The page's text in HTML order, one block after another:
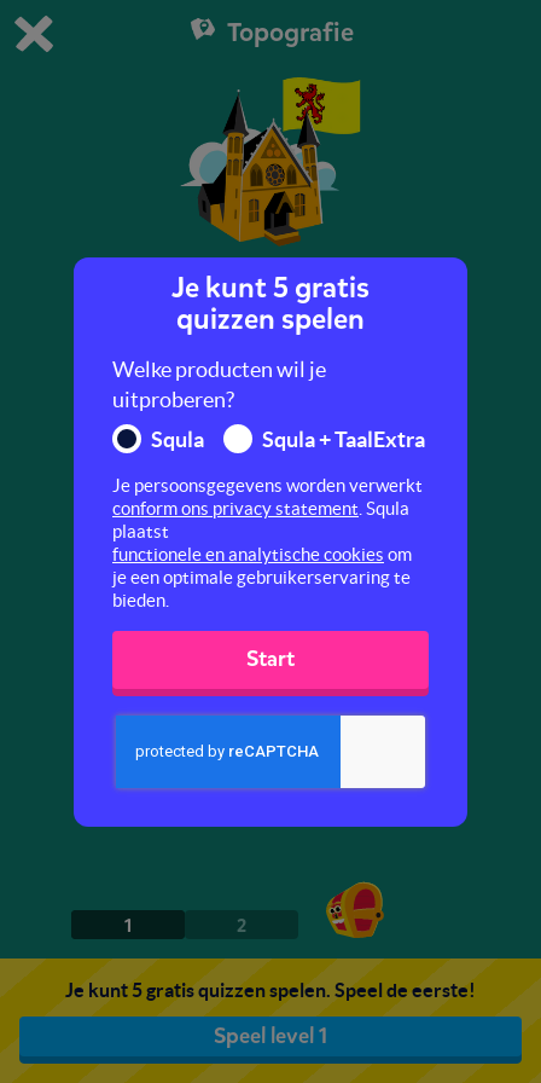
Dit is de gratis demo van Squla.
Bestel nu
0 1
Topografie
Zuid-Holland
Oefen met topografie! In deze quiz leer je
verschillende plaatsen in Zuid-Holland.
1 2
Je kunt 5 gratis quizzen spelen. Speel de eerste!
Speel level 1
Je kunt 5 gratis
quizzen spelen
Welke producten wil je
uitproberen?
Squla
Squla + TaalExtra
Je persoonsgegevens worden verwerkt
conform ons privacy statement . Squla
plaatst
functionele en analytische cookies om
je een optimale gebruikerservaring te
bieden.
Start